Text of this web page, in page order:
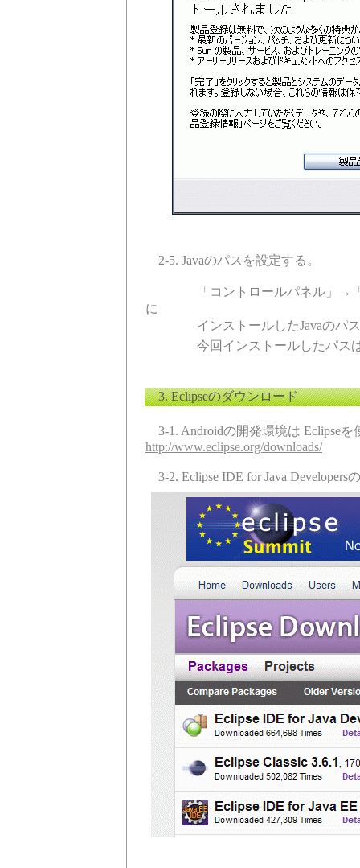
2-5. Javaのパスを設定する。
「コントロールパネル」→「シ
に
インストールしたJavaのパス
今回インストールしたパスは
3. Eclipseのダウンロード
3-1. Androidの開発環境は
http://www.eclipse.org/downloads/
3-2. Eclipse IDE for Java Developers